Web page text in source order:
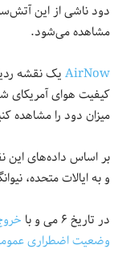
دود ناشی از این
مشاهده می‌شود.
AirNowیک نقشه
کیفیت هوای آمریکای
میزان دود را مشاهده
بر اساس داده‌های این
و به ایالات متحده،
در تاریخ ۶ می و با
وضعیت اضطراری